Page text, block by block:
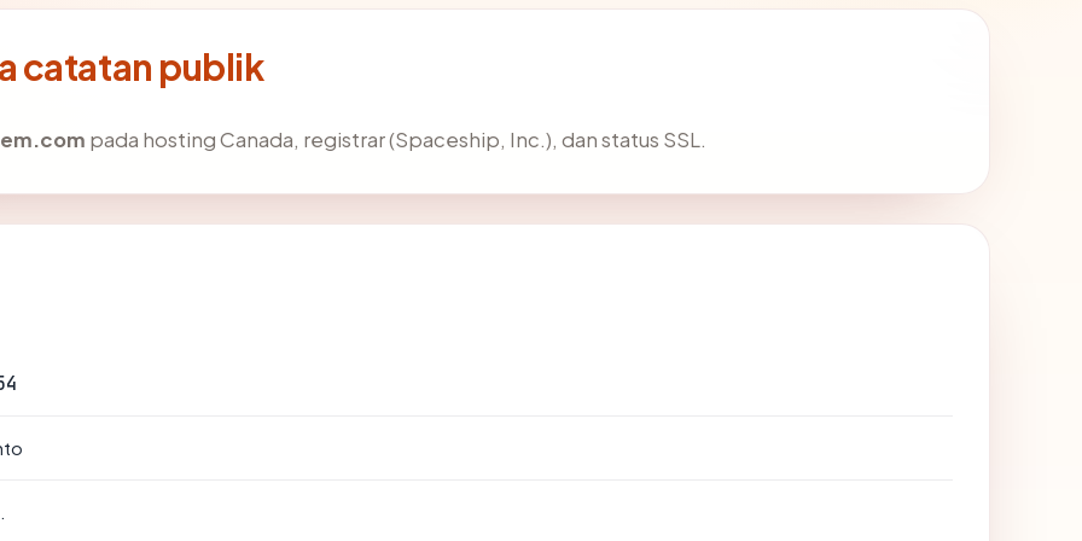
catatan publik
pada hosting Canada, registrar (Spaceship, Inc.), dan status SSL.